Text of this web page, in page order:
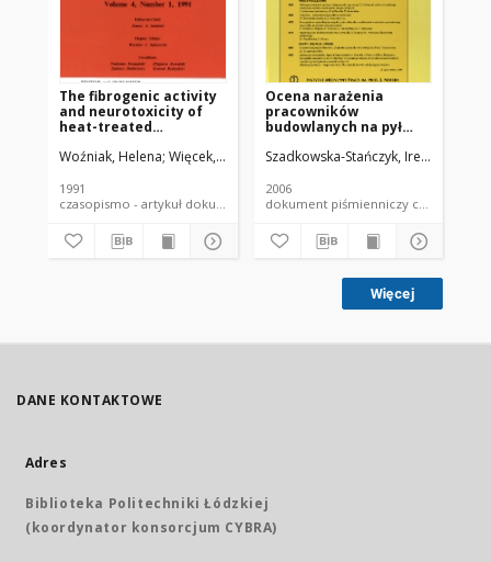
The fibrogenic activity
and neurotoxicity of
heat-treated
Woźniak, Helena Więcek, Edward Bielichowska-Cybula, Grażyna
1991
czasopismo - artykuł dokument piśmienniczy
Ocena narażenia
pracowników
budowlanych na pył
krystaliczną
Szadkowska-Stańczyk, Irena
2006
dokument piśmienniczy
Więcej
DANE KONTAKTOWE
Adres
Biblioteka Politechniki Łódzkiej
(koordynator konsorcjum CYBRA)